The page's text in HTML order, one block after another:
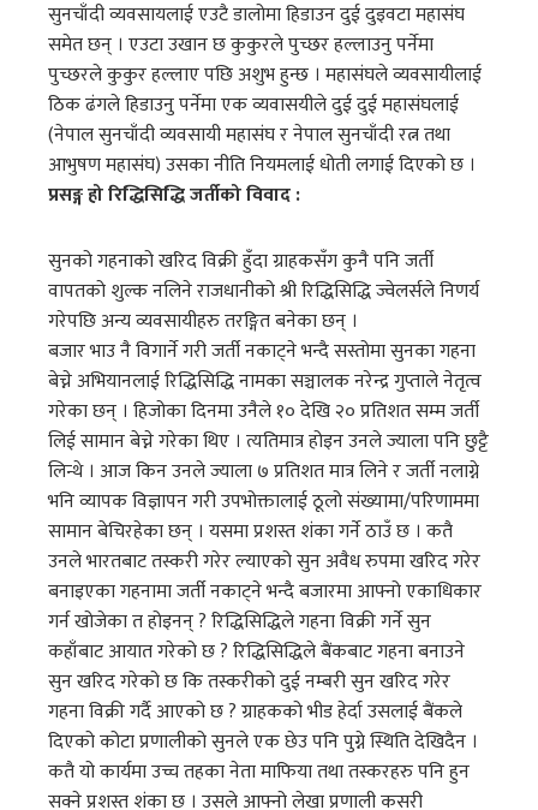
सुनचाँदी व्यवसायलाई एउटै डालोमा हिडाउन दुई दुइवटा महासंघ
समेत छन् । एउटा उखान छ कुकुरले पुच्छर हल्लाउनु पर्नेमा
पुच्छरले कुकुर हल्लाए पछि अशुभ हुन्छ । महासंघले व्यवसायीलाई
ठिक ढंगले हिडाउनु पर्नेमा एक व्यवासयीले दुई दुई महासंघलाई
(नेपाल सुनचाँदी व्यवसायी महासंघ र नेपाल सुनचाँदी रत्न तथा
आभुषण महासंघ) उसका नीति नियमलाई धोती लगाई दिएको छ ।
प्रसङ्ग हो रिद्धिसिद्धि जर्तीको विवाद :
सुनको गहनाको खरिद विक्री हुँदा ग्राहकसँग कुनै पनि जर्ती
वापतको शुल्क नलिने राजधानीको श्री रिद्धिसिद्धि ज्वेलर्सले निणर्य
गरेपछि अन्य व्यवसायीहरु तरङ्गित बनेका छन् ।
बजार भाउ नै विगार्ने गरी जर्ती नकाट्ने भन्दै सस्तोमा सुनका गहना
बेच्ने अभियानलाई रिद्धिसिद्धि नामका सञ्चालक नरेन्द्र गुप्ताले नेतृत्व
गरेका छन् । हिजोका दिनमा उनैले १० देखि २० प्रतिशत सम्म जर्ती
लिई सामान बेच्ने गरेका थिए । त्यतिमात्र होइन उनले ज्याला पनि छुट्टै
लिन्थे । आज किन उनले ज्याला ७ प्रतिशत मात्र लिने र जर्ती नलाग्ने
भनि व्यापक विज्ञापन गरी उपभोक्तालाई ठूलो संख्यामा/परिणाममा
सामान बेचिरहेका छन् । यसमा प्रशस्त शंका गर्ने ठाउँ छ । कतै
उनले भारतबाट तस्करी गरेर ल्याएको सुन अवैध रुपमा खरिद गरेर
बनाइएका गहनामा जर्ती नकाट्ने भन्दै बजारमा आफ्नो एकाधिकार
गर्न खोजेका त होइनन् ? रिद्धिसिद्धिले गहना विक्री गर्ने सुन
कहाँबाट आयात गरेको छ ? रिद्धिसिद्धिले बैंकबाट गहना बनाउने
सुन खरिद गरेको छ कि तस्करीको दुई नम्बरी सुन खरिद गरेर
गहना विक्री गर्दै आएको छ ? ग्राहकको भीड हेर्दा उसलाई बैंकले
दिएको कोटा प्रणालीको सुनले एक छेउ पनि पुग्ने स्थिति देखिदैन ।
कतै यो कार्यमा उच्च तहका नेता माफिया तथा तस्करहरु पनि हुन
सक्ने प्रशस्त शंका छ । उसले आफ्नो लेखा प्रणाली कसरी